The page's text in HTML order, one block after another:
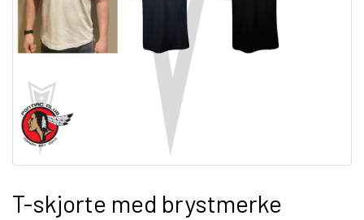
T-skjorte med brystmerke